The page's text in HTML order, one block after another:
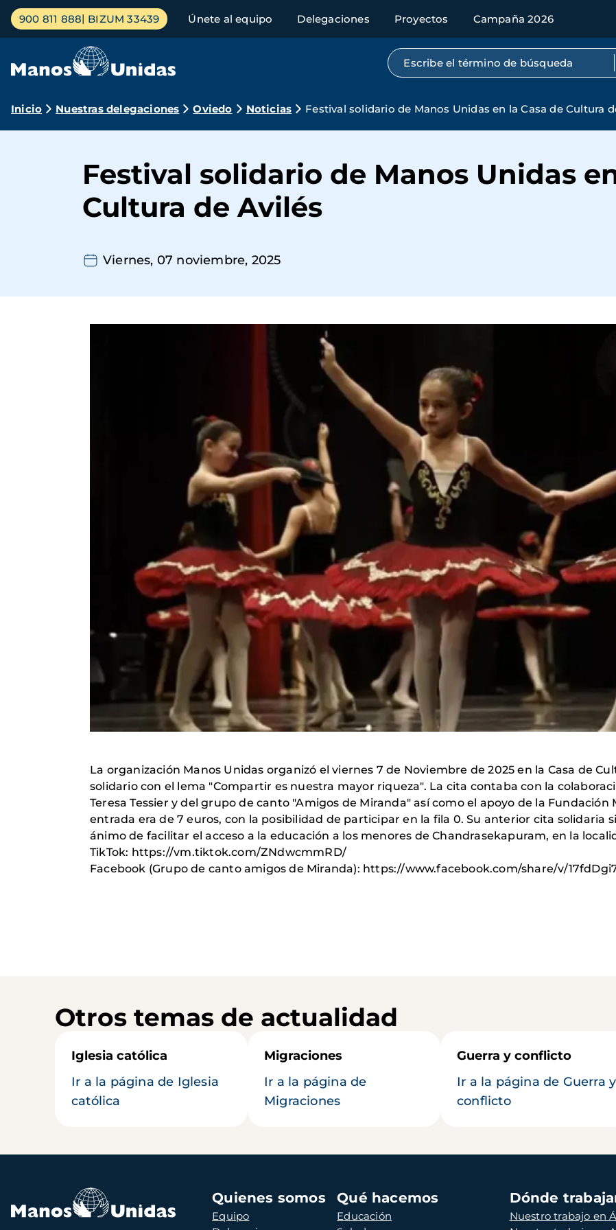
Pasar
contenido
Menú
principal
900 811 888 BIZUM 33439 Únete al equipo Delegaciones Proyectos Campaña 2026
Búsqueda por texto completo
Ruta
navegación
Inicio Nuestras delegaciones Oviedo Noticias Festival solidario de Manos Unidas en la Casa de Cultura
Festival solidario de Manos Unidas
Cultura de Avilés
Viernes, 07 noviembre, 2025
La organización Manos Unidas organizó el viernes 7 de Noviembre de 2025 en la Casa de
solidario con el lema "Compartir es nuestra mayor riqueza". La cita contaba con la
Teresa Tessier y del grupo de canto "Amigos de Miranda" así como el apoyo de la
entrada era de 7 euros, con la posibilidad de participar en la fila 0. Su anterior cita solidaria
ánimo de facilitar el acceso a la educación a los menores de Chandrasekapuram, en la
TikTok: https://vm.tiktok.com/ZNdwcmmRD/
Facebook (Grupo de canto amigos de Miranda): https://www.facebook.com/share/v/
Otros temas de actualidad
Iglesia católica
Ir a la página de Iglesia
católica
Migraciones
Ir a la página de
Migraciones
Guerra y conflicto
Ir a la página de Guerra y
conflicto
Navegación
principal
Quienes somos
Equipo
Qué hacemos
Educación
Dónde
Nuestro trabajo en